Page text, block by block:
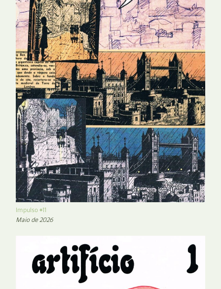
Impulso #11
Maio de 2026